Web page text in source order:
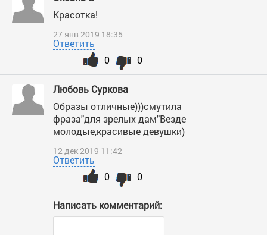
Красотка!
27 янв 2019 18:35
Ответить
0
0
Любовь Суркова
Образы отличные)))смутила
фраза"для зрелых дам"Везде
молодые,красивые девушки)
12 дек 2019 11:42
Ответить
0
0
Написать комментарий: